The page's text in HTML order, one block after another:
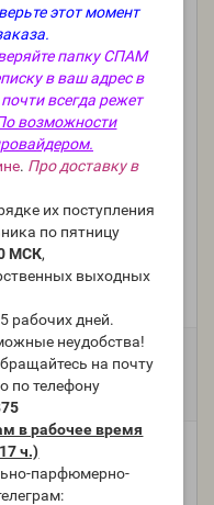
этот момент
папку СПАМ
в ваш адрес в
всегда режет
возможности
. Про доставку в
их поступления
по пятницу
МСК,
выходных
рабочих дней.
неудобства!
на почту
по телефону
в рабочее время
ч.)
парфюмерно-
Sugar Mandarin) -